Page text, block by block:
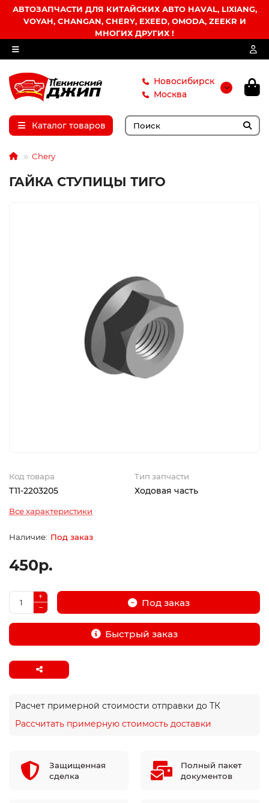
АВТОЗАПЧАСТИ ДЛЯ КИТАЙСКИХ АВТО HAVAL, LIXIANG,
VOYAH, CHANGAN, CHERY, EXEED, OMODA, ZEEKR И
МНОГИХ ДРУГИХ !
Новосибирск
Москва
Каталог товаров
Chery
ГАЙКА СТУПИЦЫ ТИГО
Код товара
T11-2203205
Тип запчасти
Ходовая часть
Все характеристики
Под заказ
450р.
Под заказ
Быстрый заказ
Расчет примерной стоимости отправки до ТК
Рассчитать примерную стоимость доставки
Защищенная
сделка
Полный пакет
документов